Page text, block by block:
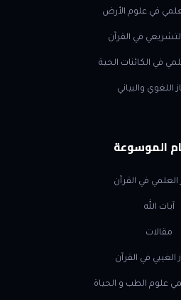
في علوم الأرض
التشريعي في القرآن
في الكائنات الحية
اللغوي والبياني
الموسوعة
العلمي في القرآن
آيات الله
مقالات
الغيبي في القرآن
علوم الطب و الحياة